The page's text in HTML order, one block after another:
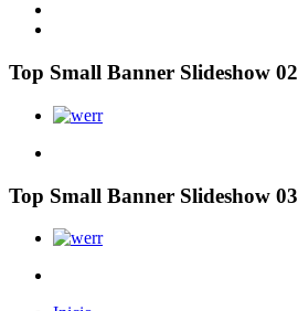
Top Small Banner Slideshow 02
Top Small Banner Slideshow 03